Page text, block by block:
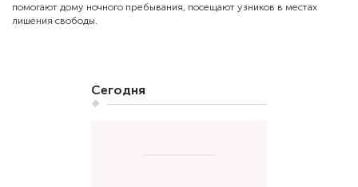
помогают дому ночного пребывания, посещают узников в местах
лишения свободы.
Сегодня